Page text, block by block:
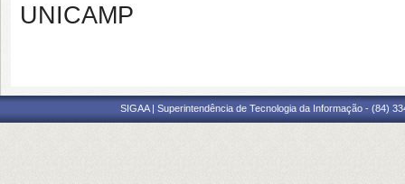
UNICAMP
SIGAA | Superintendência de Tecnologia da Informação - (84)